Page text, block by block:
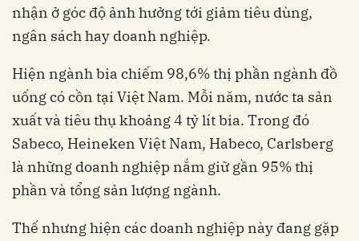
nhận ở góc độ ảnh hưởng tới giảm tiêu dùng,
ngân sách hay doanh nghiệp.
Hiện ngành bia chiếm 98,6% thị phần ngành đồ
uống có cồn tại Việt Nam. Mỗi năm, nước ta sản
xuất và tiêu thụ khoảng 4 tỷ lít bia. Trong đó
Sabeco, Heineken Việt Nam, Habeco, Carlsberg
là những doanh nghiệp nắm giữ gần 95% thị
phần và tổng sản lượng ngành.
Thế nhưng hiện các doanh nghiệp này đang gặp